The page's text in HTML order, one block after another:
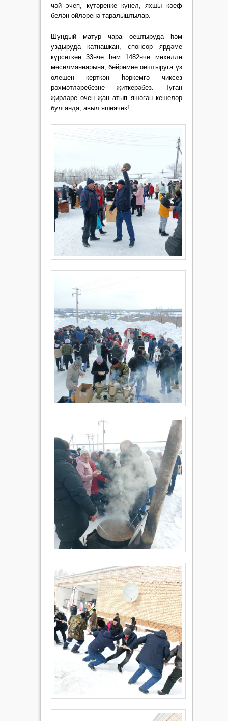
чәй эчеп, күтәренке күңел, яхшы кәеф
белән өйләренә таралыштылар.
Шундый матур чара оештыруда һәм
уздыруда катнашкан, спонсор ярдәме
күрсәткән 33нче һәм 1482нче мәхәллә
мөселманнарына, бәйрәмне оештыруга үз
өлешен керткән һәркемгә чиксез
рәхмәтләребезне җиткерәбез. Туган
җирләре өчен җан атып яшәгән кешеләр
булганда, авыл яшәячәк!